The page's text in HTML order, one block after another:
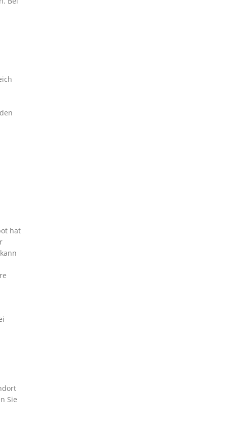
hat
Sie